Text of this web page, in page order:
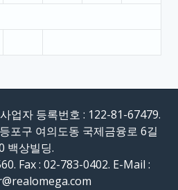
업자 등록번호 : 122-81-67479.
포구 여의도동 국제금융로 6길
백상빌딩.
Fax : 02-783-0402. E-Mail :